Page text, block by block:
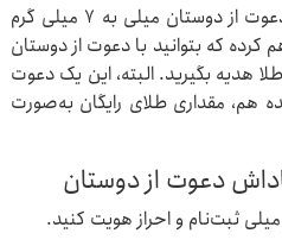
در اسفندماه ۱۴۰۴، پاداش طرح دعوت از دوستان میلی به ۷ میلی گرم
کرده که بتوانید با دعوت از دوستان
هدیه بگیرید. البته، این یک دعوت
مقداری طلای رایگان به‌صورت
دعوت از دوستان
ثبت‌نام و احراز هویت کنید.